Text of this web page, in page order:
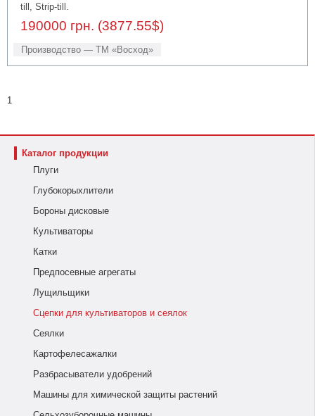
Каталог продукции
Плуги
Глубокорыхлители
Бороны дисковые
Культиваторы
Катки
Предпосевные агрегаты
Лущильщики
Сцепки для культиваторов и сеялок
Сеялки
Картофелесажалки
Разбрасыватели удобрений
Машины для химической защиты растений
till, Strip-till.
190000 грн. (3877.55$)
Производство — ТМ «Восход»
1